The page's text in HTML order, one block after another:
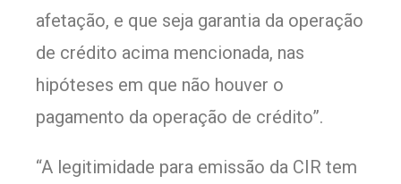
afetação, e que seja garantia da operação
de crédito acima mencionada, nas
hipóteses em que não houver o
pagamento da operação de crédito”.
“A legitimidade para emissão da CIR tem